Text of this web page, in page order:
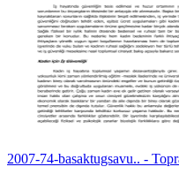
2007-74-basaktugsavu.. -